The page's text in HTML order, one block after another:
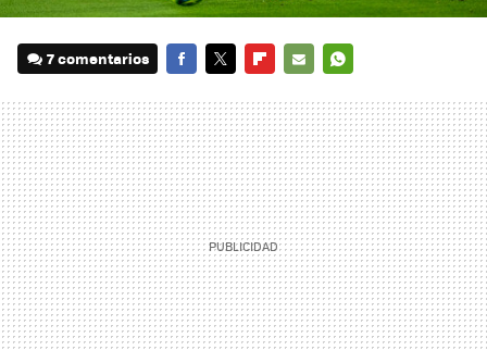
7 comentarios
MAIL